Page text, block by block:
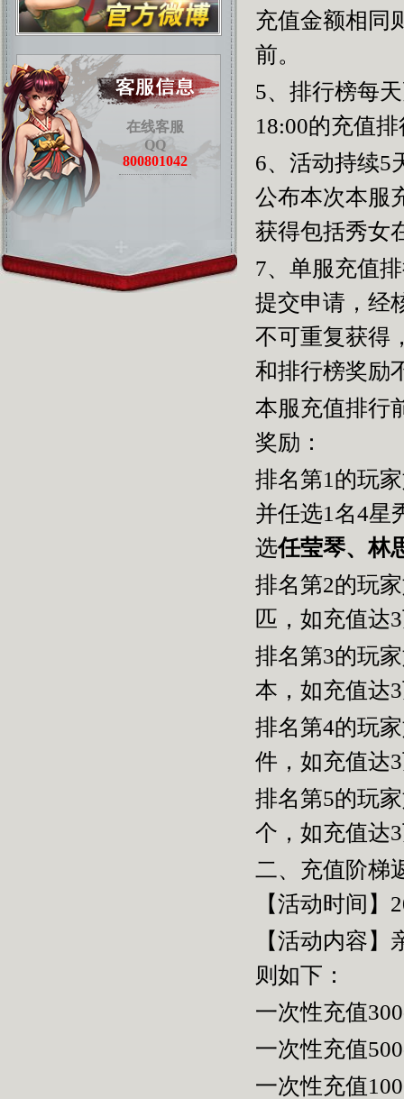
在线客服
QQ
800801042
充值金额相同
前。
5、排行榜每
18:00的充值
6、活动持续5
公布本次本服
获得包括秀女
7、单服充值
提交申请，经
不可重复获得
和排行榜奖励
本服充值排行
奖励：
排名第1 的玩
并任选1名4星
选任莹琴、林
排名第2的玩
匹，如充值达
排名第3的玩
本，如充值达
排名第4的玩
件，如充值达
排名第5的玩
个，如充值达
二、充值阶梯
【活动时间】
【活动内容
则如下：
一次性充值
一次性充值
一次性充值